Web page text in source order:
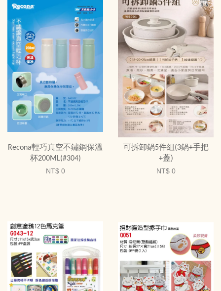
Recona輕巧真空不鏽鋼保溫
杯200ML(#304)
NT$ 0
可拆卸鍋5件組(3鍋+手把
+蓋)
NT$ 0